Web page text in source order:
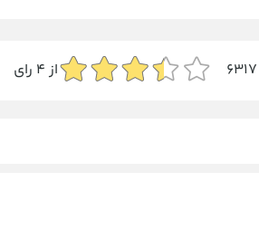
از 4 رای